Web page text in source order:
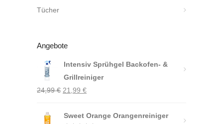
Tücher
Angebote
Intensiv Sprühgel Backofen- &
Grillreiniger
24,99€ Ursprünglicher
war:
21,99 €Aktueller
ist:
Sweet Orange Orangenreiniger